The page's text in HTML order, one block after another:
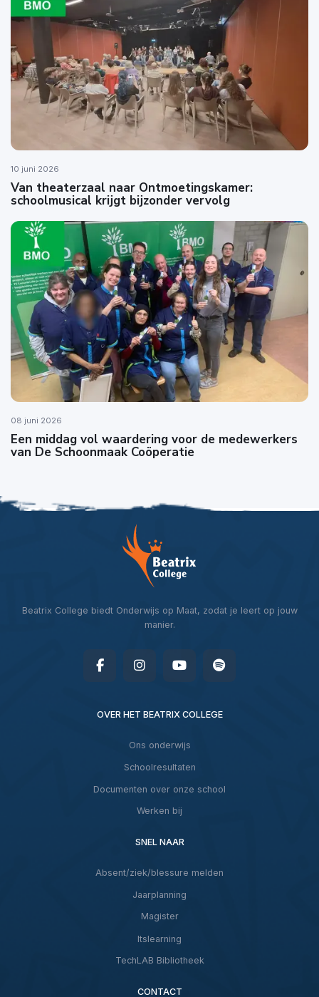
10 juni 2026
Van theaterzaal naar Ontmoetingskamer:
schoolmusical krijgt bijzonder vervolg
08 juni 2026
Een middag vol waardering voor de medewerkers
van De Schoonmaak Coöperatie
Beatrix College biedt Onderwijs op Maat, zodat je leert op jouw
manier.
OVER HET BEATRIX COLLEGE
Ons onderwijs
Schoolresultaten
Documenten over onze school
Werken bij
SNEL NAAR
Absent/ziek/blessure melden
Jaarplanning
Magister
Itslearning
TechLAB Bibliotheek
CONTACT